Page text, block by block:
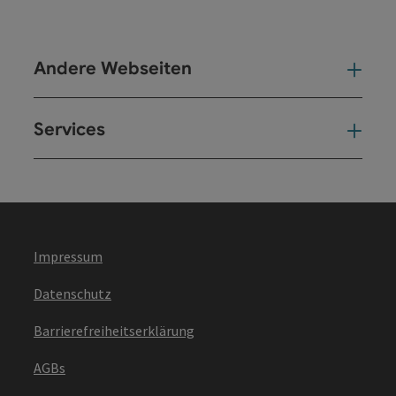
Andere Webseiten
Services
Impressum
Datenschutz
Barrierefreiheitserklärung
AGBs